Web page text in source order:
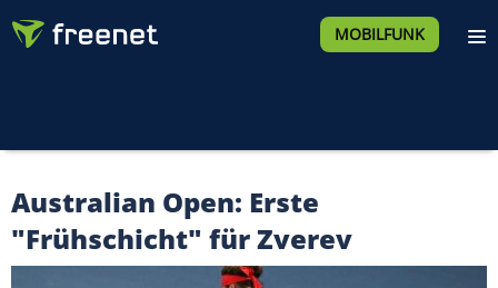
MOBILFUNK
Australian Open: Erste
"Frühschicht" für Zverev